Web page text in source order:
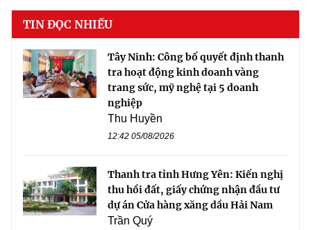
TIN ĐỌC NHIỀU
Tây Ninh: Công bố quyết định thanh
tra hoạt động kinh doanh vàng
trang sức, mỹ nghệ tại 5 doanh
nghiệp
Thu Huyền
12:42 05/08/2026
Thanh tra tỉnh Hưng Yên: Kiến nghị
thu hồi đất, giấy chứng nhận đầu tư
dự án Cửa hàng xăng dầu Hải Nam
Trần Quý